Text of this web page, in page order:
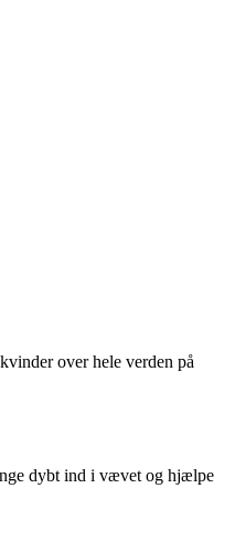
over hele verden på
dybt ind i vævet og hjælpe